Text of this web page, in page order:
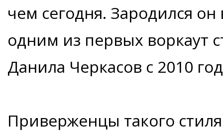
чем сегодня. Зародился
одним из первых воркаут
Данила Черкасов с 2010
Приверженцы такого